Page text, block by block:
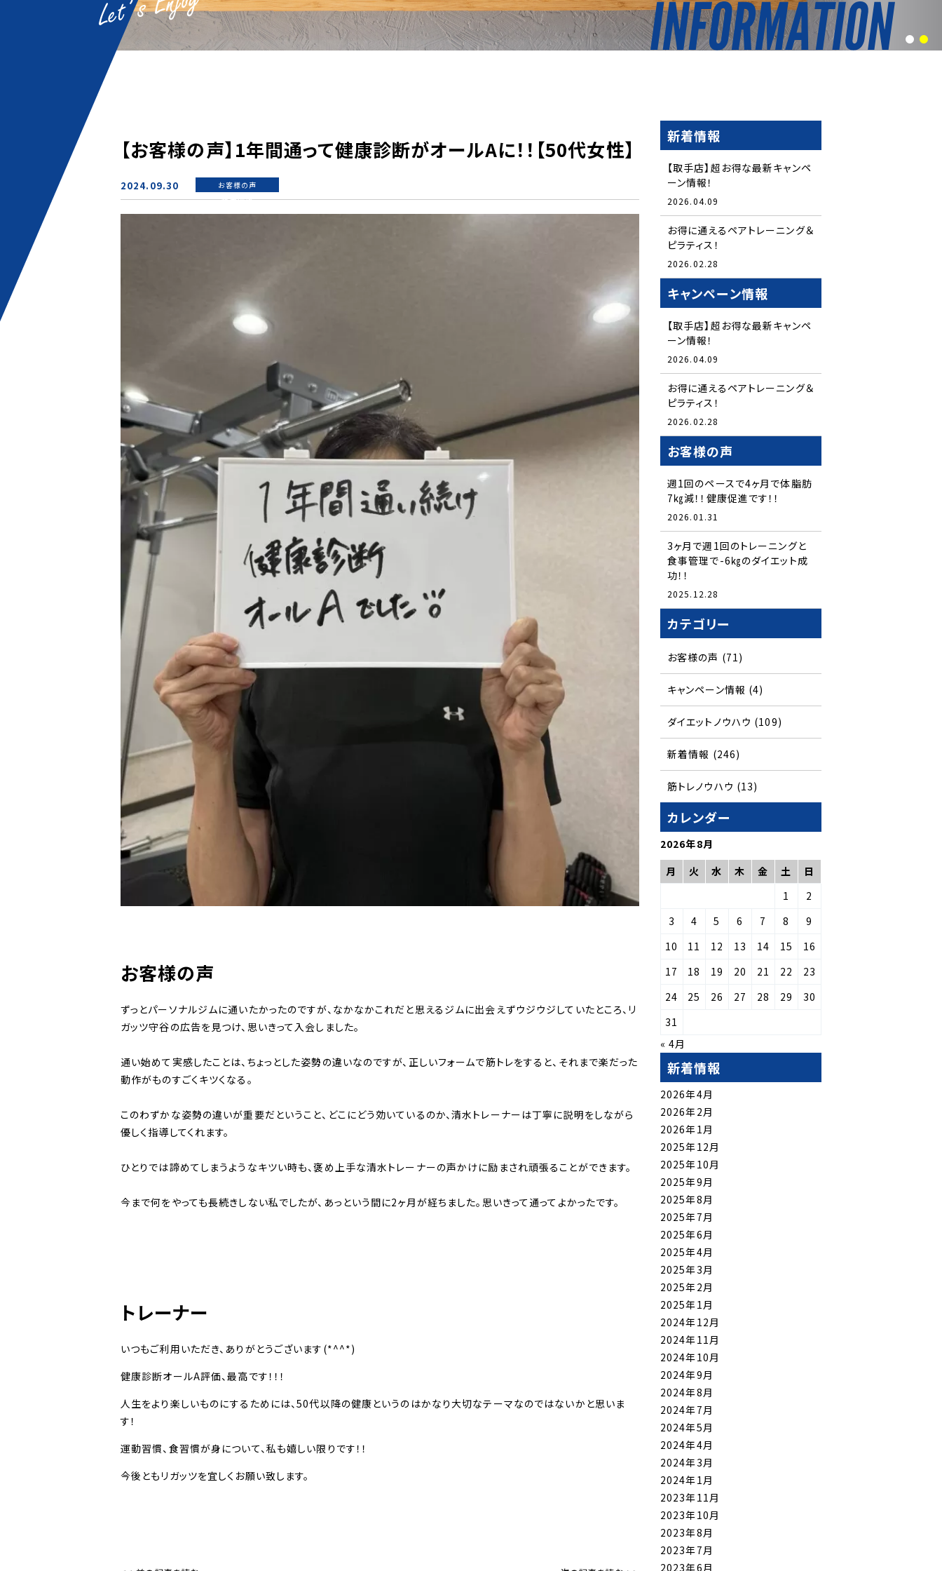
1 2
【お客様の声】1年間通って健康診断がオールAに！！【50代女性】
2024.09.30
お客様の声
新着情報
お客様の声
ずっとパーソナルジムに通いたかったのですが、なかなかこれだと思えるジムに出会えずウジウジしていたところ、リ
ガッツ守谷の広告を見つけ、思いきって入会しました。
通い始めて実感したことは、ちょっとした姿勢の違いなのですが、正しいフォームで筋トレをすると、それまで楽だった
動作がものすごくキツくなる。
このわずかな姿勢の違いが重要だということ、どこにどう効いているのか、清水トレーナーは丁寧に説明をしながら
優しく指導してくれます。
ひとりでは諦めてしまうようなキツい時も、褒め上手な清水トレーナーの声かけに励まされ頑張ることができます。
今まで何をやっても長続きしない私でしたが、あっという間に2ヶ月が経ちました。思いきって通ってよかったです。
トレーナー
いつもご利用いただき、ありがとうございます(*^^*)
健康診断オールA評価、最高です！！！
人生をより楽しいものにするためには、50代以降の健康というのはかなり大切なテーマなのではないかと思いま
す！
運動習慣、食習慣が身について、私も嬉しい限りです！！
今後ともリガッツを宜しくお願い致します。
新着情報
【取手店】超お得な最新キャンペ
ーン情報！
2026.04.09
お得に通えるペアトレーニング＆
ピラティス！
2026.02.28
キャンペーン情報
【取手店】超お得な最新キャンペ
ーン情報！
2026.04.09
お得に通えるペアトレーニング＆
ピラティス！
2026.02.28
お客様の声
週1回のペースで4ヶ月で体脂肪
7㎏減！！健康促進です！！
2026.01.31
3ヶ月で週1回のトレーニングと
食事管理で-6㎏のダイエット成
功！！
2025.12.28
カテゴリー
お客様の声 (71)
キャンペーン情報 (4)
ダイエットノウハウ (109)
新着情報 (246)
筋トレノウハウ (13)
カレンダー
2026年8月
月
火 水 木 金 土
日
1
2
3
4 5 6 7 8
9
10
11 12 13 14 15
16
17
18 19 20 21 22
23
24
25 26 27 28 29
30
31
« 4月
新着情報
2026年4月
2026年2月
2026年1月
2025年12月
2025年10月
2025年9月
2025年8月
2025年7月
2025年6月
2025年4月
2025年3月
2025年2月
2025年1月
2024年12月
2024年11月
2024年10月
2024年9月
2024年8月
2024年7月
2024年5月
2024年4月
2024年3月
2024年1月
2023年11月
2023年10月
2023年8月
2023年7月
2023年6月